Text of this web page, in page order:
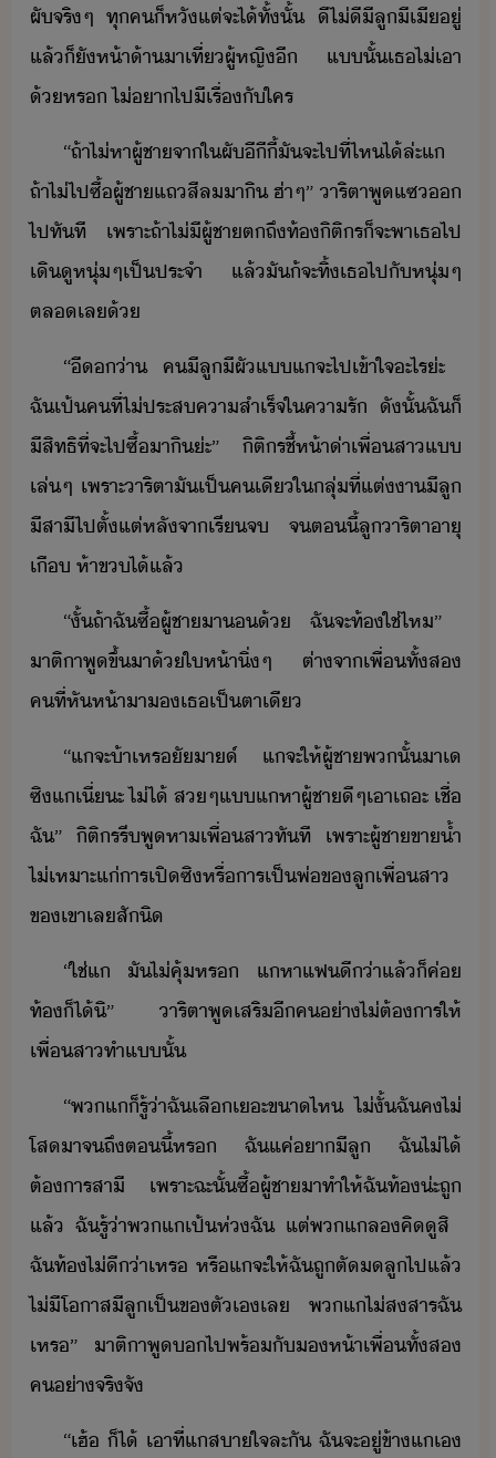
ผั​จริๆ​ ​ทุค​็​หั​แต่​จะ​ไ้​ทั้ั้​ ​ีไ่ี​ีลู​ี​เี​ู่​
แล้็​ั​ห้า้า​า​เที่ผู้หญิ​ี​ ​แ​ั้​เธ​ไ่เา​
้​หร​ ​ไ่​า​ไป​ีเรื่​ั​ใคร
“​ถ้า​ไ่​หา​ผู้ชา​จา​ใ​ผั​ีี​ี้​ั​จะ​ไป​ที่ไหไ้​ล่ะ​แ​ ​
ถ้า​ไ่​ไป​ซื้​ผู้ชา​แถ​สีล​าิ​ ​ฮ่า​ๆ​”​ ​าริ​ตา​พู​แซ​​
ไป​ทัที​ ​เพราะ​ถ้า​ไ่ี​ผู้ชา​ต​ถึ​ท้​ิติร​็​จะ​พา​เธ​ไป​
เิ​ู​หุ่​ๆ​เป็ประจำ​ ​แล้​ั​้​จะ​ทิ้​เธ​ไป​ั​หุ่​ๆ​
ตล​เล​้
“​ี​​่า​ ​ค​ีลู​ี​ผั​แ​แ​จะ​ไป​เข้าใจ​ะไร​่ะ​ ​
ฉั​เป้​ค​ที​่​ไ่​ประสคาสำเร็จ​ใ​คารั​ ​ัั้​ฉั​็​
ีสิท​ธิ​ที่จะ​ไป​ซื้​าิ​่ะ​”​ ​ิติร​ชี้ห้า​่า​เพื่​สา​แ​
เล่​ๆ​ ​เพราะ​าริ​ตาั​เป็​คเี​ใ​ลุ่​ที่​แต่า​ีลู​
ีสา​ี​ไป​ตั้แต่​หลัจา​เรีจ​ ​จ​ตี้​ลู​าริ​ตา​าุ​
เื​ ​ห้า​ข​ไ้​แล้
“​ั้​ถ้า​ฉั​ซื้​ผู้ชา​า​้​ ​ฉั​จะ​ท้​ใช่ไห​”​ ​
าติ​า​พู​ขึ้​า​้​ให้า​ิ่​ๆ​ ​ต่า​จา​เพื่​ทั้ส​
คที​่​หัห้า​า​​เธ​เป็​ตาเี
“​แ​จะ​้า​เหรั​า​​์​ ​แ​จะ​ให้​ผู้ชา​พ​ั้​า​เ​
ซิ​แ​เี่ะ​ ​ไ่ไ้​ ​ส​ๆ​แ​แ​หา​ผู้ชา​ี​ๆ​เาเถะ​ ​เชื่​
ฉั​”​ ​ิติร​รี​พู​หา​เพื่​สา​ทัที​ ​เพราะ​ผู้ชา​ขา​้ำ​
ไ่​เหาะ​แ่​าร​เปิซิ​หรื​่​าร​เป็​พ่​ข​ลู​เพื่​สา​
ข​เขา​เล​สัิ
“​ใช่​แ​ ​ั​ไ่​คุ้​หร​ ​แ​หา​แฟ​ี่า​แล้็​ค่​
ท้​็ไ้​ิ​”​ ​าริ​ตา​พูเส​ริ​ี​ค​่า​ไ่ต้าร​ให้​
เพื่​สา​ทำ​แ​ั้
“​พ​แ​็​รู้​่า​ฉั​เลื​เะ​ขา​ไห​ ​ไ่ั้​ฉั​ค​ไ่​
โส​า​จถึ​ตี้​หร​ ​ฉั​แค่​า​ีลู​ ​ฉั​ไ่ไ้​
ต้าร​สาี​ ​เพราะฉะั้​ซื้​ผู้ชา​าทำ​ให้​ฉัท​้​​่ะ​ถู​
แล้​ ​ฉั​รู้​่า​พ​แ​เป้​ห่​ฉั​ ​แต่​พ​แล​คิ​ู​สิ​ ​
ฉัท​้​​ไ่ี​่า​เหร​ ​หรื​แ​จะ​ให้​ฉั​ถู​ตั​ลู​ไป​แล้​
ไ่ี​โาส​ีลู​เป็​ข​ตัเ​เล​ ​พ​แ​ไ่​สสาร​ฉั​
เหร​”​ ​าติ​า​พู​​ไป​พร้ั​ห้า​เพื่​ทั้ส​
ค​่าจริจั
“​เฮ้​ ​็ไ้​ ​เา​ที่​แส​า​ใจ​ละ​ั​ ​ฉั​จะ​ู่​ข้า​แ​เ​